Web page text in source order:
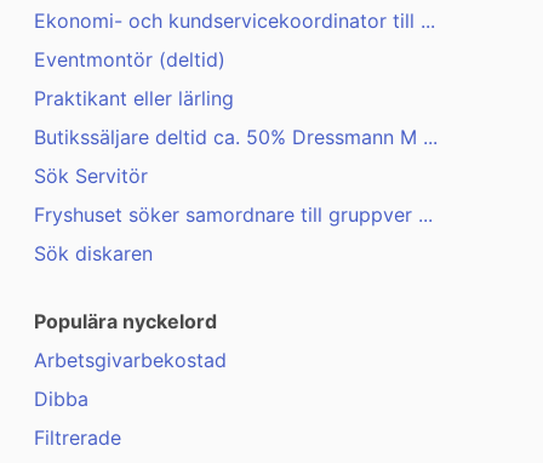
Ekonomi- och kundservicekoordinator till ...
Eventmontör (deltid)
Praktikant eller lärling
Butikssäljare deltid ca. 50% Dressmann M ...
Sök Servitör
Fryshuset söker samordnare till gruppver ...
Sök diskaren
Populära nyckelord
Arbetsgivarbekostad
Dibba
Filtrerade